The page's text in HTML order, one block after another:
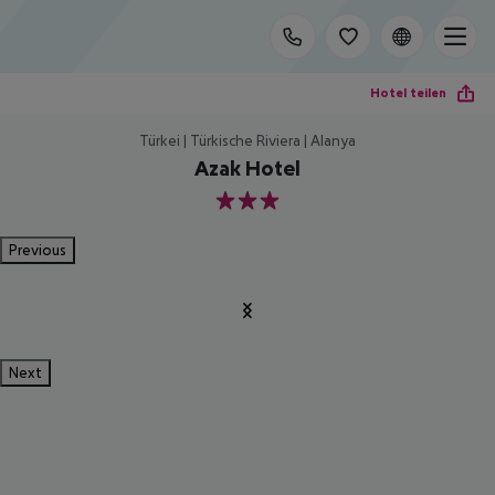
Hotel teilen
Türkei | Türkische Riviera | Alanya
Azak Hotel
3
Previous
Next